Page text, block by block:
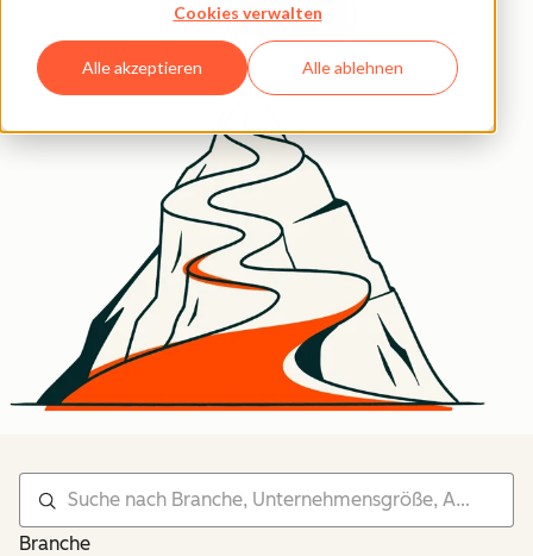
Cookies verwalten
Alle akzeptieren Alle ablehnen
Branche